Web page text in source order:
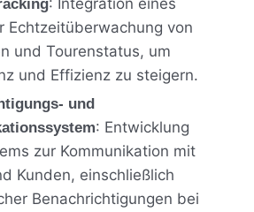
Echtzeitüberwachung von
und Tourenstatus, um
und Effizienz zu steigern.
und
: Entwicklung
zur Kommunikation mit
Kunden, einschließlich
Benachrichtigungen bei